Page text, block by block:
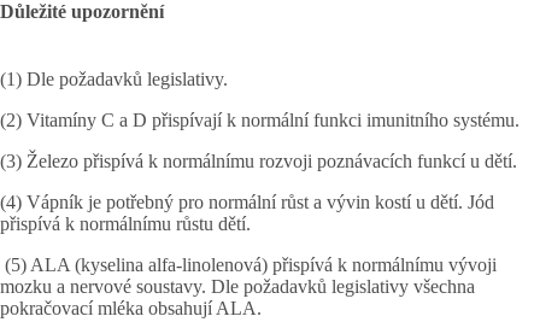
Důležité upozornění
(1) Dle požadavků legislativy.
(2) Vitamíny C a D přispívají k normální funkci imunitního systému.
(3) Železo přispívá k normálnímu rozvoji poznávacích funkcí u dětí.
(4) Vápník je potřebný pro normální růst a vývin kostí u dětí. Jód
přispívá k normálnímu růstu dětí.
(5) ALA (kyselina alfa-linolenová) přispívá k normálnímu vývoji
mozku a nervové soustavy. Dle požadavků legislativy všechna
pokračovací mléka obsahují ALA.